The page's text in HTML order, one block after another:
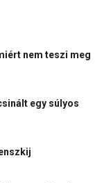
nem teszi meg
egy súlyos